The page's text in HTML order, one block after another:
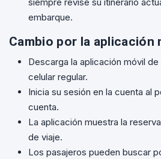
embarque.
Cambio por la aplicación
Descarga la aplicación móvil
celular regular.
Inicia su sesión en la cuenta al
cuenta.
La aplicación muestra la
de viaje.
Los pasajeros pueden buscar